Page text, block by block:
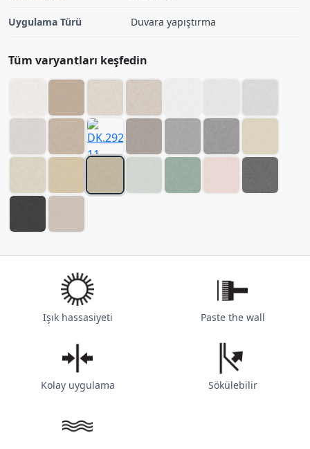
Uygulama Türü Duvara yapıştırma
Tüm varyantları keşfedin
Işık hassasiyeti Paste the wall
Kolay uygulama Sökülebilir